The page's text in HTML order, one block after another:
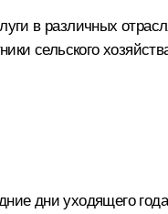
в различных
сельского
дни уходящего